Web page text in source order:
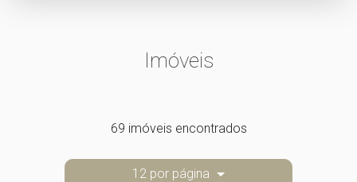
Imóveis
69 imóveis encontrados
12 por página